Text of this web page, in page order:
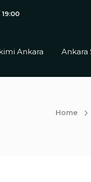
Ankara Ankara
Home